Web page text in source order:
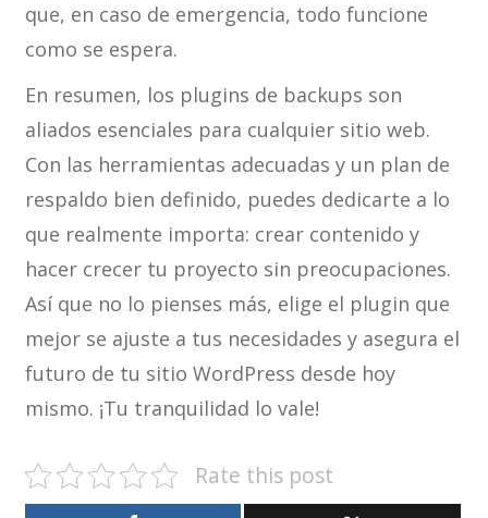
que, en caso de emergencia, todo funcione
como se espera.
En resumen, los plugins de backups son
aliados esenciales para cualquier sitio web.
Con las herramientas adecuadas y un plan de
respaldo bien definido, puedes dedicarte a lo
que realmente importa: crear contenido y
hacer crecer tu proyecto sin preocupaciones.
Así que no lo pienses más, elige el plugin que
mejor se ajuste a tus necesidades y asegura el
futuro de tu sitio WordPress desde hoy
mismo. ¡Tu tranquilidad lo vale!
Rate this post